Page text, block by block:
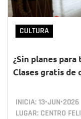
CULTURA
¿Sin planes
Clases gratis de
INICIA:13•JUN•2026
LUGAR: CENTRO